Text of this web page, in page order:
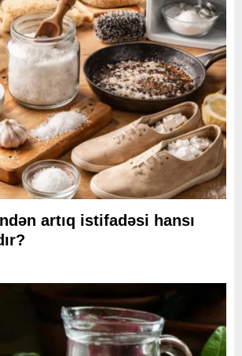
artıq istifadəsi hansı